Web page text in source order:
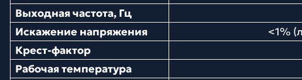
Выходная частота, Гц
Искажение напряжения
<1%
Крест-фактор
Рабочая температура